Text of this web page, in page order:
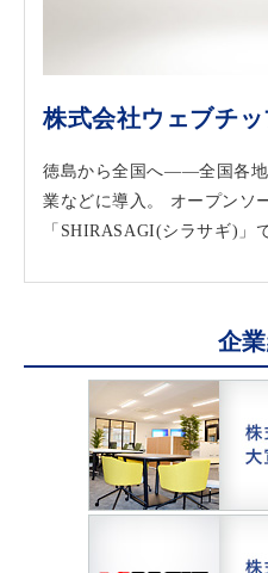
株式会社ウェブチッ
徳島から全国へ――全国各地
業などに導入。 オープンソ
「SHIRASAGI(シラサギ)」
企